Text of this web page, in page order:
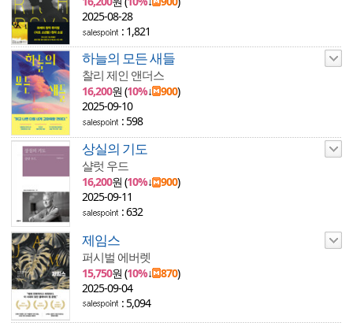
2025-08-28
: 1,821
하늘의 모든 새들
찰리 제인 앤더스
16,200원 (10%↓ 900)
2025-09-10
: 598
상실의 기도
샬럿 우드
16,200원 (10%↓ 900)
2025-09-11
: 632
제임스
퍼시벌 에버렛
15,750원 (10%↓ 870)
2025-09-04
: 5,094